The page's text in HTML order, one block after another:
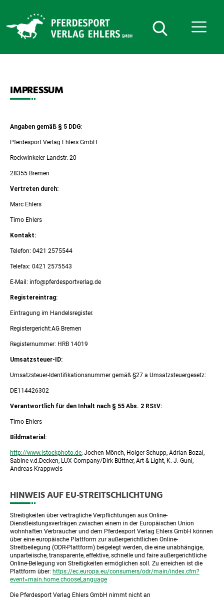
Pferdesport
Verlag
Ehlers
IMPRESSUM
Angaben gemäß § 5 DDG:
Pferdesport Verlag Ehlers GmbH
Rockwinkeler Landstr. 20
28355 Bremen
Vertreten durch:
Marc Ehlers
Timo Ehlers
Kontakt:
Telefon: 0421 2575544
Telefax: 0421 2575543
E-Mail: info@pferdesportverlag.de
Registereintrag:
Eintragung im Handelsregister.
Registergericht:AG Bremen
Registernummer: HRB 14019
Umsatzsteuer-ID:
Umsatzsteuer-Identifikationsnummer gemäß §27 a Umsatzsteuergesetz:
DE114426302
Verantwortlich für den Inhalt nach § 55 Abs. 2 RStV:
Timo Ehlers
Bildmaterial:
http://www.istockphoto.de, Jochen Mönch, Holger Schupp, Adrian Bozai,
Sabine v.d.Decken, LUX Company/Dirk Büttner, Art & Light, K.-J. Guni,
Andreas Krappweis
HINWEIS AUF EU-STREITSCHLICHTUNG
Streitigkeiten über vertragliche Verpflichtungen aus Online-
Dienstleistungsverträgen zwischen einem in der Europäischen Union
wohnhaften Verbraucher und dem Pferdesport Verlag Ehlers GmbH können
über eine europäische Plattform zur außergerichtlichen Online-
Streitbeilegung (ODR-Plattform) beigelegt werden, die eine unabhängige,
unparteiische, transparente, effektive, schnelle und faire außergerichtliche
Online-Beilegung von Streitigkeiten ermöglichen soll. Zu erreichen ist die
Plattform über: https://ec.europa.eu/consumers/odr/main/index.cfm?
event=main.home.chooseLanguage
Die Pferdesport Verlag Ehlers GmbH nimmt nicht an